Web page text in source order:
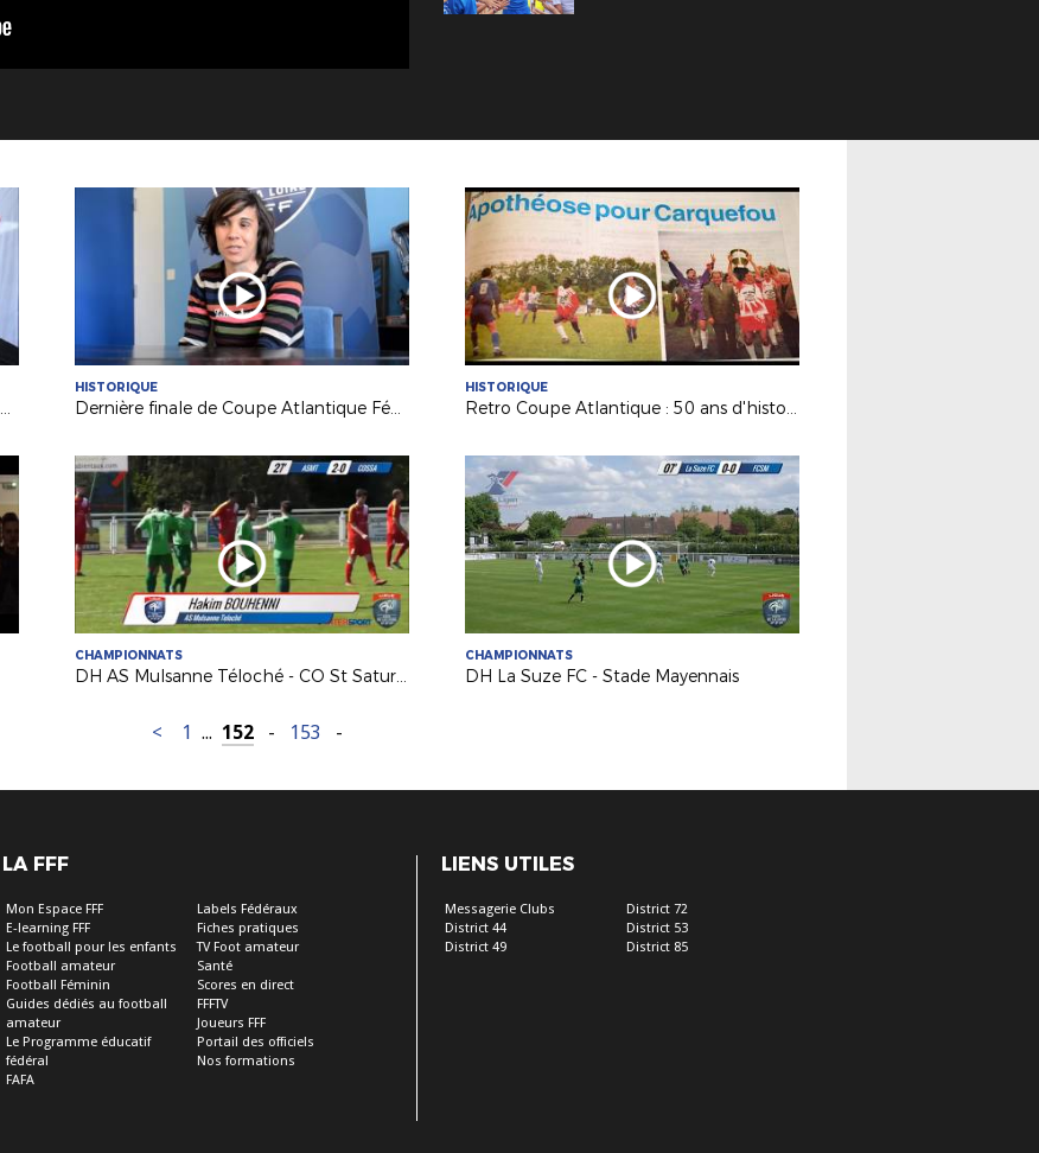
Les vainqueurs de la Coupe Atlantique Féminine à l'honneur à Machecoul
HISTORIQUE
Dernière finale de Coupe Atlantique Féminine :
HISTORIQUE
Retro Coupe Atlantique : 50 ans d'histoire !
CHAMPIONNATS
DH AS Mulsanne Téloché - CO St Saturnin Arche
CHAMPIONNATS
DH La Suze FC - Stade Mayennais
< 1 ... 152 - 153 -
LA FFF
Mon Espace FFF
E-learning FFF
Le football pour les enfants
Football amateur
Football Féminin
Guides dédiés au football
amateur
Le Programme éducatif
fédéral
FAFA
Labels Fédéraux
Fiches pratiques
TV Foot amateur
Santé
Scores en direct
FFFTV
Joueurs FFF
Portail des officiels
Nos formations
LIENS UTILES
Messagerie Clubs
District 44
District 49
District 72
District 53
District 85